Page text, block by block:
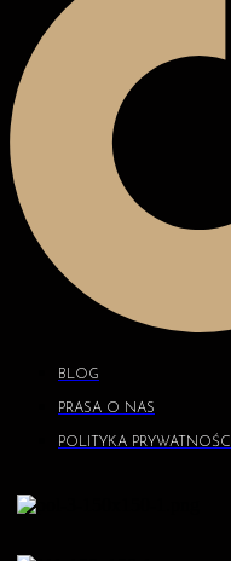
BLOG
PRASA O NAS
POLITYKA PRYWATNOŚCI